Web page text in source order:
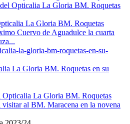
Opticalia La Gloria BM. Roquetas
La Gloria BM. Roquetas
Cuervo de Aguadulce la cuarta
La Gloria BM. Roquetas en su
Opticalia La Gloria BM. Roquetas
al BM. Maracena en la novena